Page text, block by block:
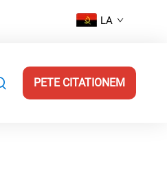
LA
PETE CITATIONEM